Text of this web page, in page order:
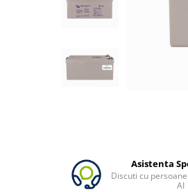
Vezi toate statiile
Accesorii Statii de Alimentare
Intre 2000-3000W
Asistenta
Discuti cu
AI